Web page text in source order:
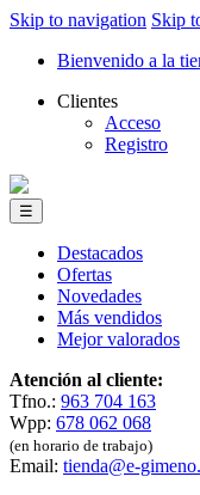
Skip to navigation Skip
Bienvenido a la
Clientes
Acceso
Registro
☰
Destacados
Ofertas
Novedades
Más vendidos
Mejor valorados
Atención al cliente:
Tfno.: 963 704 163
Wpp: 678 062 068
(en horario de trabajo)
Email: tienda@e-